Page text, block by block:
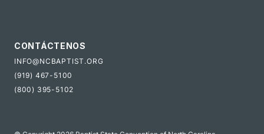
CONTÁCTENOS
INFO@NCBAPTIST.ORG
(919) 467-5100
(800) 395-5102